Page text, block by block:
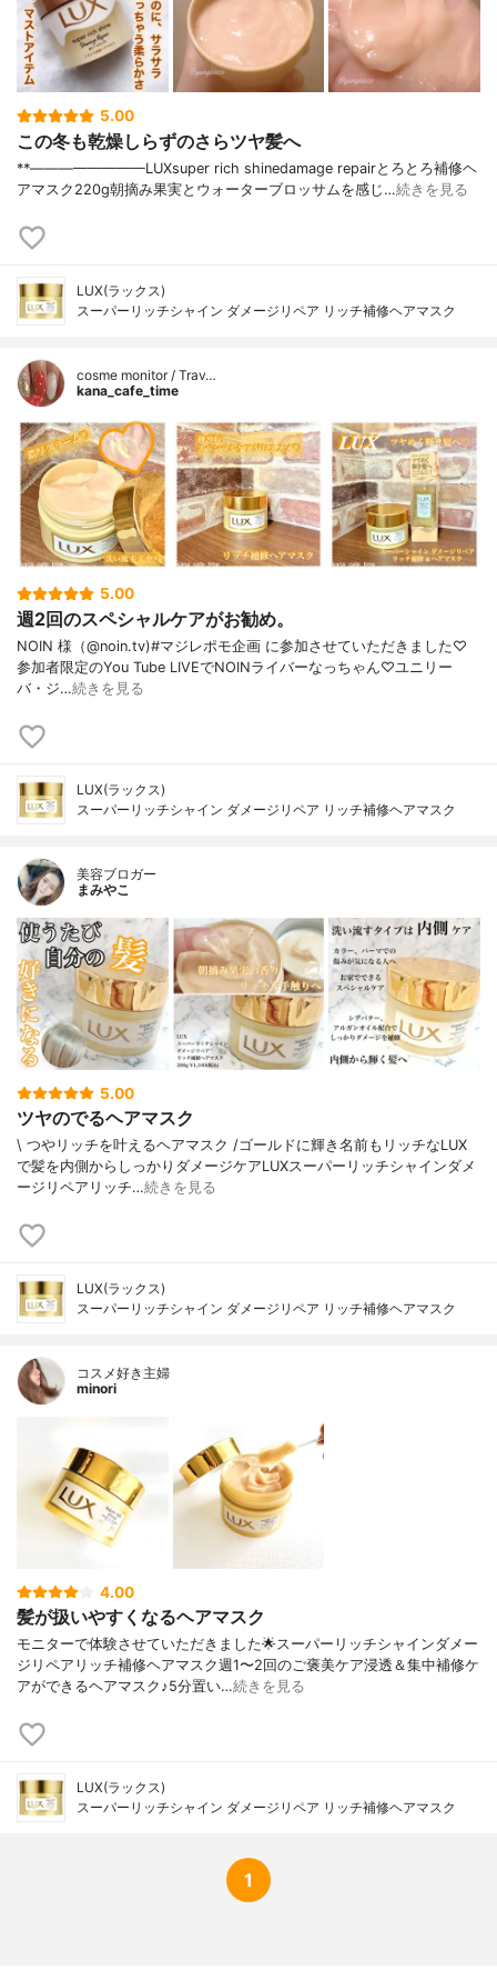
5.00
この冬も乾燥しらずのさらツヤ髪へ
**————————⁡LUX⁡super rich shinedamage repairとろとろ補修ヘ
アマスク⁡220g⁡朝摘み果実とウォーターブロッサムを感じ…続きを見る
LUX(ラックス)
スーパーリッチシャイン ダメージリペア リッチ補修ヘアマスク
cosme monitor / Trav…
kana_cafe_time
5.00
週2回のスペシャルケアがお勧め。
NOIN 様（@noin.tv)#マジレポモ企画 に参加させていただきました♡
参加者限定のYou Tube LIVEでNOINライバーなっちゃん♡ユニリー
バ・ジ…続きを見る
LUX(ラックス)
スーパーリッチシャイン ダメージリペア リッチ補修ヘアマスク
美容ブロガー
まみやこ
5.00
ツヤのでるヘアマスク
\ つやリッチを叶えるヘアマスク /⁡⁡ゴールドに輝き名前もリッチなLUX
で髪を内側からしっかりダメージケア⁡⁡LUXスーパーリッチシャインダメ
ージリペアリッチ…続きを見る
LUX(ラックス)
スーパーリッチシャイン ダメージリペア リッチ補修ヘアマスク
コスメ好き主婦
minori
4.00
髪が扱いやすくなるヘアマスク
モニターで体験させていただきました🌟スーパーリッチシャインダメー
ジリペアリッチ補修ヘアマスク週1〜2回のご褒美ケア浸透＆集中補修ケ
アができるヘアマスク♪5分置い…続きを見る
LUX(ラックス)
スーパーリッチシャイン ダメージリペア リッチ補修ヘアマスク
1